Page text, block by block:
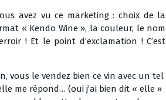
avez vu ce marketing : choix de la
« Kendo Wine », la couleur, le nom
! Et le point d’exclamation ! C’est
vous le vendez bien ce vin avec un tel
me répond… (oui j’ai bien dit « elle »